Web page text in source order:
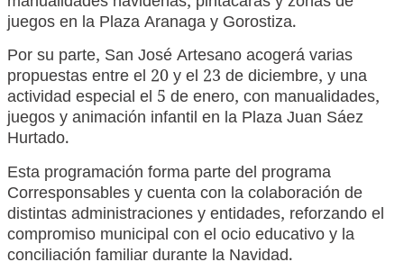
juegos en la Plaza Aranaga y Gorostiza.
Por su parte, San José Artesano acogerá varias
propuestas entre el 20 y el 23 de diciembre, y una
actividad especial el 5 de enero, con manualidades,
juegos y animación infantil en la Plaza Juan Sáez
Hurtado.
Esta programación forma parte del programa
Corresponsables y cuenta con la colaboración de
distintas administraciones y entidades, reforzando el
compromiso municipal con el ocio educativo y la
conciliación familiar durante la Navidad.